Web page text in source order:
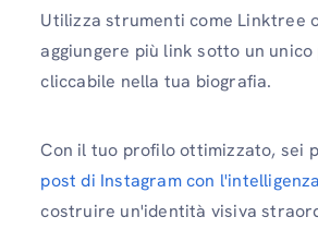
Utilizza strumenti come Linktree
aggiungere più link sotto un unico
cliccabile nella tua biografia.
Con il tuo profilo ottimizzato, sei
post di Instagram con
costruire un'identità visiva